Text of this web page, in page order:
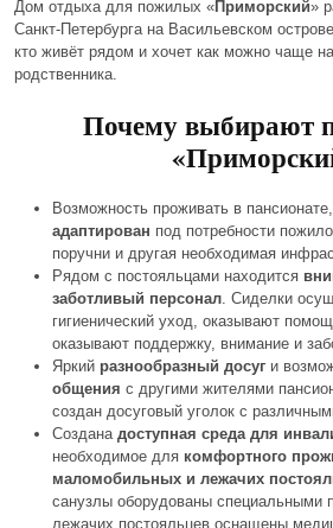
Дом отдыха для пожилых «Приморский»
Санкт-Петербурга на Васильевском
кто живёт рядом и хочет как можно чаще
родственника.
Почему выбирают
Возможность проживать в
адаптирован под потребности
поручни и другая необходимая
Рядом с постояльцами находится
заботливый персонал . Сиделки
гигиенический уход, оказывают
оказывают поддержку, внимание и
Яркий разнообразный досуг и
общения с другими жителями
создан досуговый уголок с
Создана доступная среда для
необходимое для комфортного
маломобильных и лежачих
санузлы оборудованы специальными
лежачих постояльцев оснащены